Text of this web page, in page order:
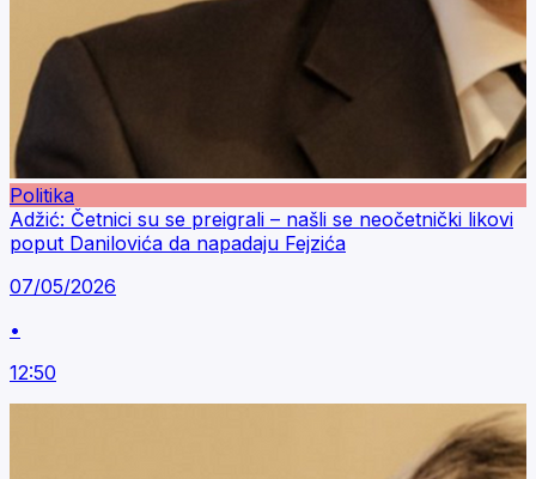
Politika
Adžić: Četnici su se preigrali – našli se neočetnički likovi
poput Danilovića da napadaju Fejzića
07/05/2026
•
12:50